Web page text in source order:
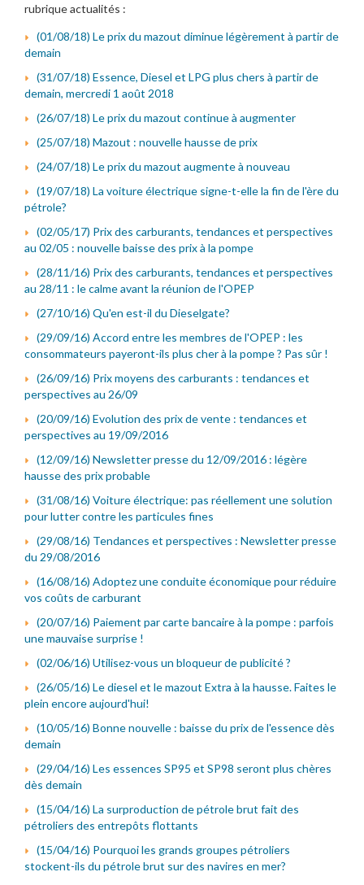
rubrique actualités :
(01/08/18) Le prix du mazout diminue légèrement à partir de
demain
(31/07/18) Essence, Diesel et LPG plus chers à partir de
demain, mercredi 1 août 2018
(26/07/18) Le prix du mazout continue à augmenter
(25/07/18) Mazout : nouvelle hausse de prix
(24/07/18) Le prix du mazout augmente à nouveau
(19/07/18) La voiture électrique signe-t-elle la fin de l'ère du
pétrole?
(02/05/17) Prix des carburants, tendances et perspectives
au 02/05 : nouvelle baisse des prix à la pompe
(28/11/16) Prix des carburants, tendances et perspectives
au 28/11 : le calme avant la réunion de l'OPEP
(27/10/16) Qu'en est-il du Dieselgate?
(29/09/16) Accord entre les membres de l'OPEP : les
consommateurs payeront-ils plus cher à la pompe ? Pas sûr !
(26/09/16) Prix moyens des carburants : tendances et
perspectives au 26/09
(20/09/16) Evolution des prix de vente : tendances et
perspectives au 19/09/2016
(12/09/16) Newsletter presse du 12/09/2016 : légère
hausse des prix probable
(31/08/16) Voiture électrique: pas réellement une solution
pour lutter contre les particules fines
(29/08/16) Tendances et perspectives : Newsletter presse
du 29/08/2016
(16/08/16) Adoptez une conduite économique pour réduire
vos coûts de carburant
(20/07/16) Paiement par carte bancaire à la pompe : parfois
une mauvaise surprise !
(02/06/16) Utilisez-vous un bloqueur de publicité ?
(26/05/16) Le diesel et le mazout Extra à la hausse. Faites le
plein encore aujourd'hui!
(10/05/16) Bonne nouvelle : baisse du prix de l'essence dès
demain
(29/04/16) Les essences SP95 et SP98 seront plus chères
dès demain
(15/04/16) La surproduction de pétrole brut fait des
pétroliers des entrepôts flottants
(15/04/16) Pourquoi les grands groupes pétroliers
stockent-ils du pétrole brut sur des navires en mer?